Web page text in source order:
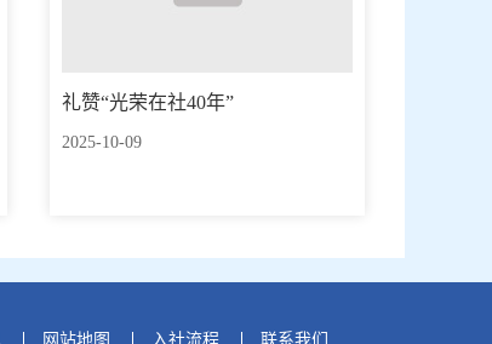
礼赞“光荣在社40年”
2025-10-09
网站地图 入社流程 联系我们